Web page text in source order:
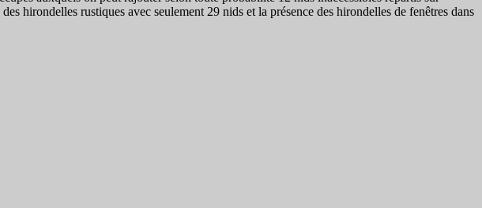
hirondelles rustiques avec seulement 29 nids et la présence des hirondelles de fenêtres dans